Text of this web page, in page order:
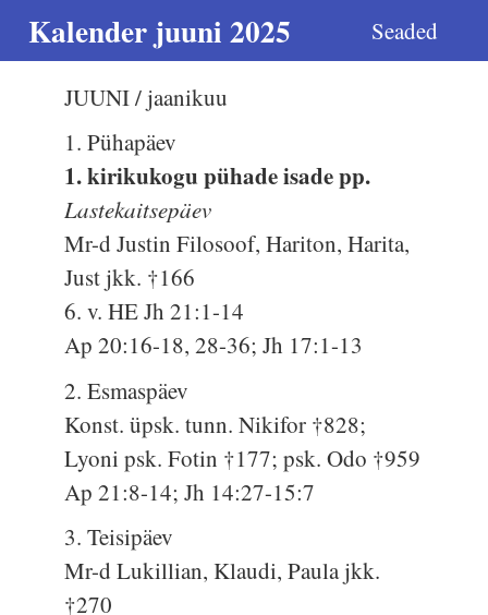
Kalender juuni 2025 Seaded
JUUNI / jaanikuu
1. Pühapäev
1. kirikukogu pühade isade pp.
Lastekaitsepäev
Mr-d Justin Filosoof, Hariton, Harita,
Just jkk. †166
6. v. HE Jh 21:1-14
Ap 20:16-18, 28-36; Jh 17:1-13
2. Esmaspäev
Konst. üpsk. tunn. Nikifor †828;
Lyoni psk. Fotin †177; psk. Odo †959
Ap 21:8-14; Jh 14:27-15:7
3. Teisipäev
Mr-d Lukillian, Klaudi, Paula jkk.
†270